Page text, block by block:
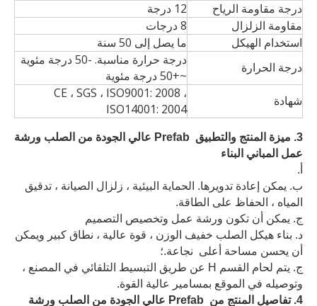
درجة مقاومة الرياح
12 درجة
مقاومة الزلزال
8 درجات
استخدام الهيكل
ما يصل إلى 50 سنة
درجة الحرارة
درجة حرارة مناسبة. -50 درجة مئوية
~+50 درجة مئوية
شهادة
CE ، SGS ، ISO9001: 2008 ،
ISO14001: 2004
3. ميزة المنتج والتطبيق Prefab عالي الجودة من الصلب ورشة
عمل المباني البناء
أ.
ب. يمكن إعادة تدويرها. الحماية البيئية ، زلزال الصيانة ، تدقيق
المياه ، الحفاظ على الطاقة.
ج. يمكن أن تكون ورشة عمل وتخصيص التصميم
د. بناء هيكل الصلب خفيف الوزن ، قوة عالية ، نطاق كبير ويمكن
أن يحسن مساحة أعلى نجاعة.؛
ج. يتم لحام القسم H عن طريق التبسيط التلقائي في المصنع ،
وتوصيله في الموقع بمسامير عالية القوة.
4. تفاصيل المنتج من Prefab عالي الجودة من الصلب ورشة